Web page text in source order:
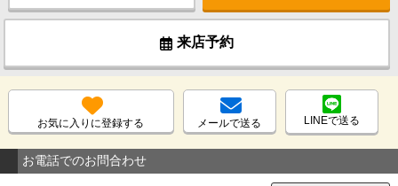
来店予約
お気に入りに登録する メールで送る LINEで送る
お電話でのお問合わせ